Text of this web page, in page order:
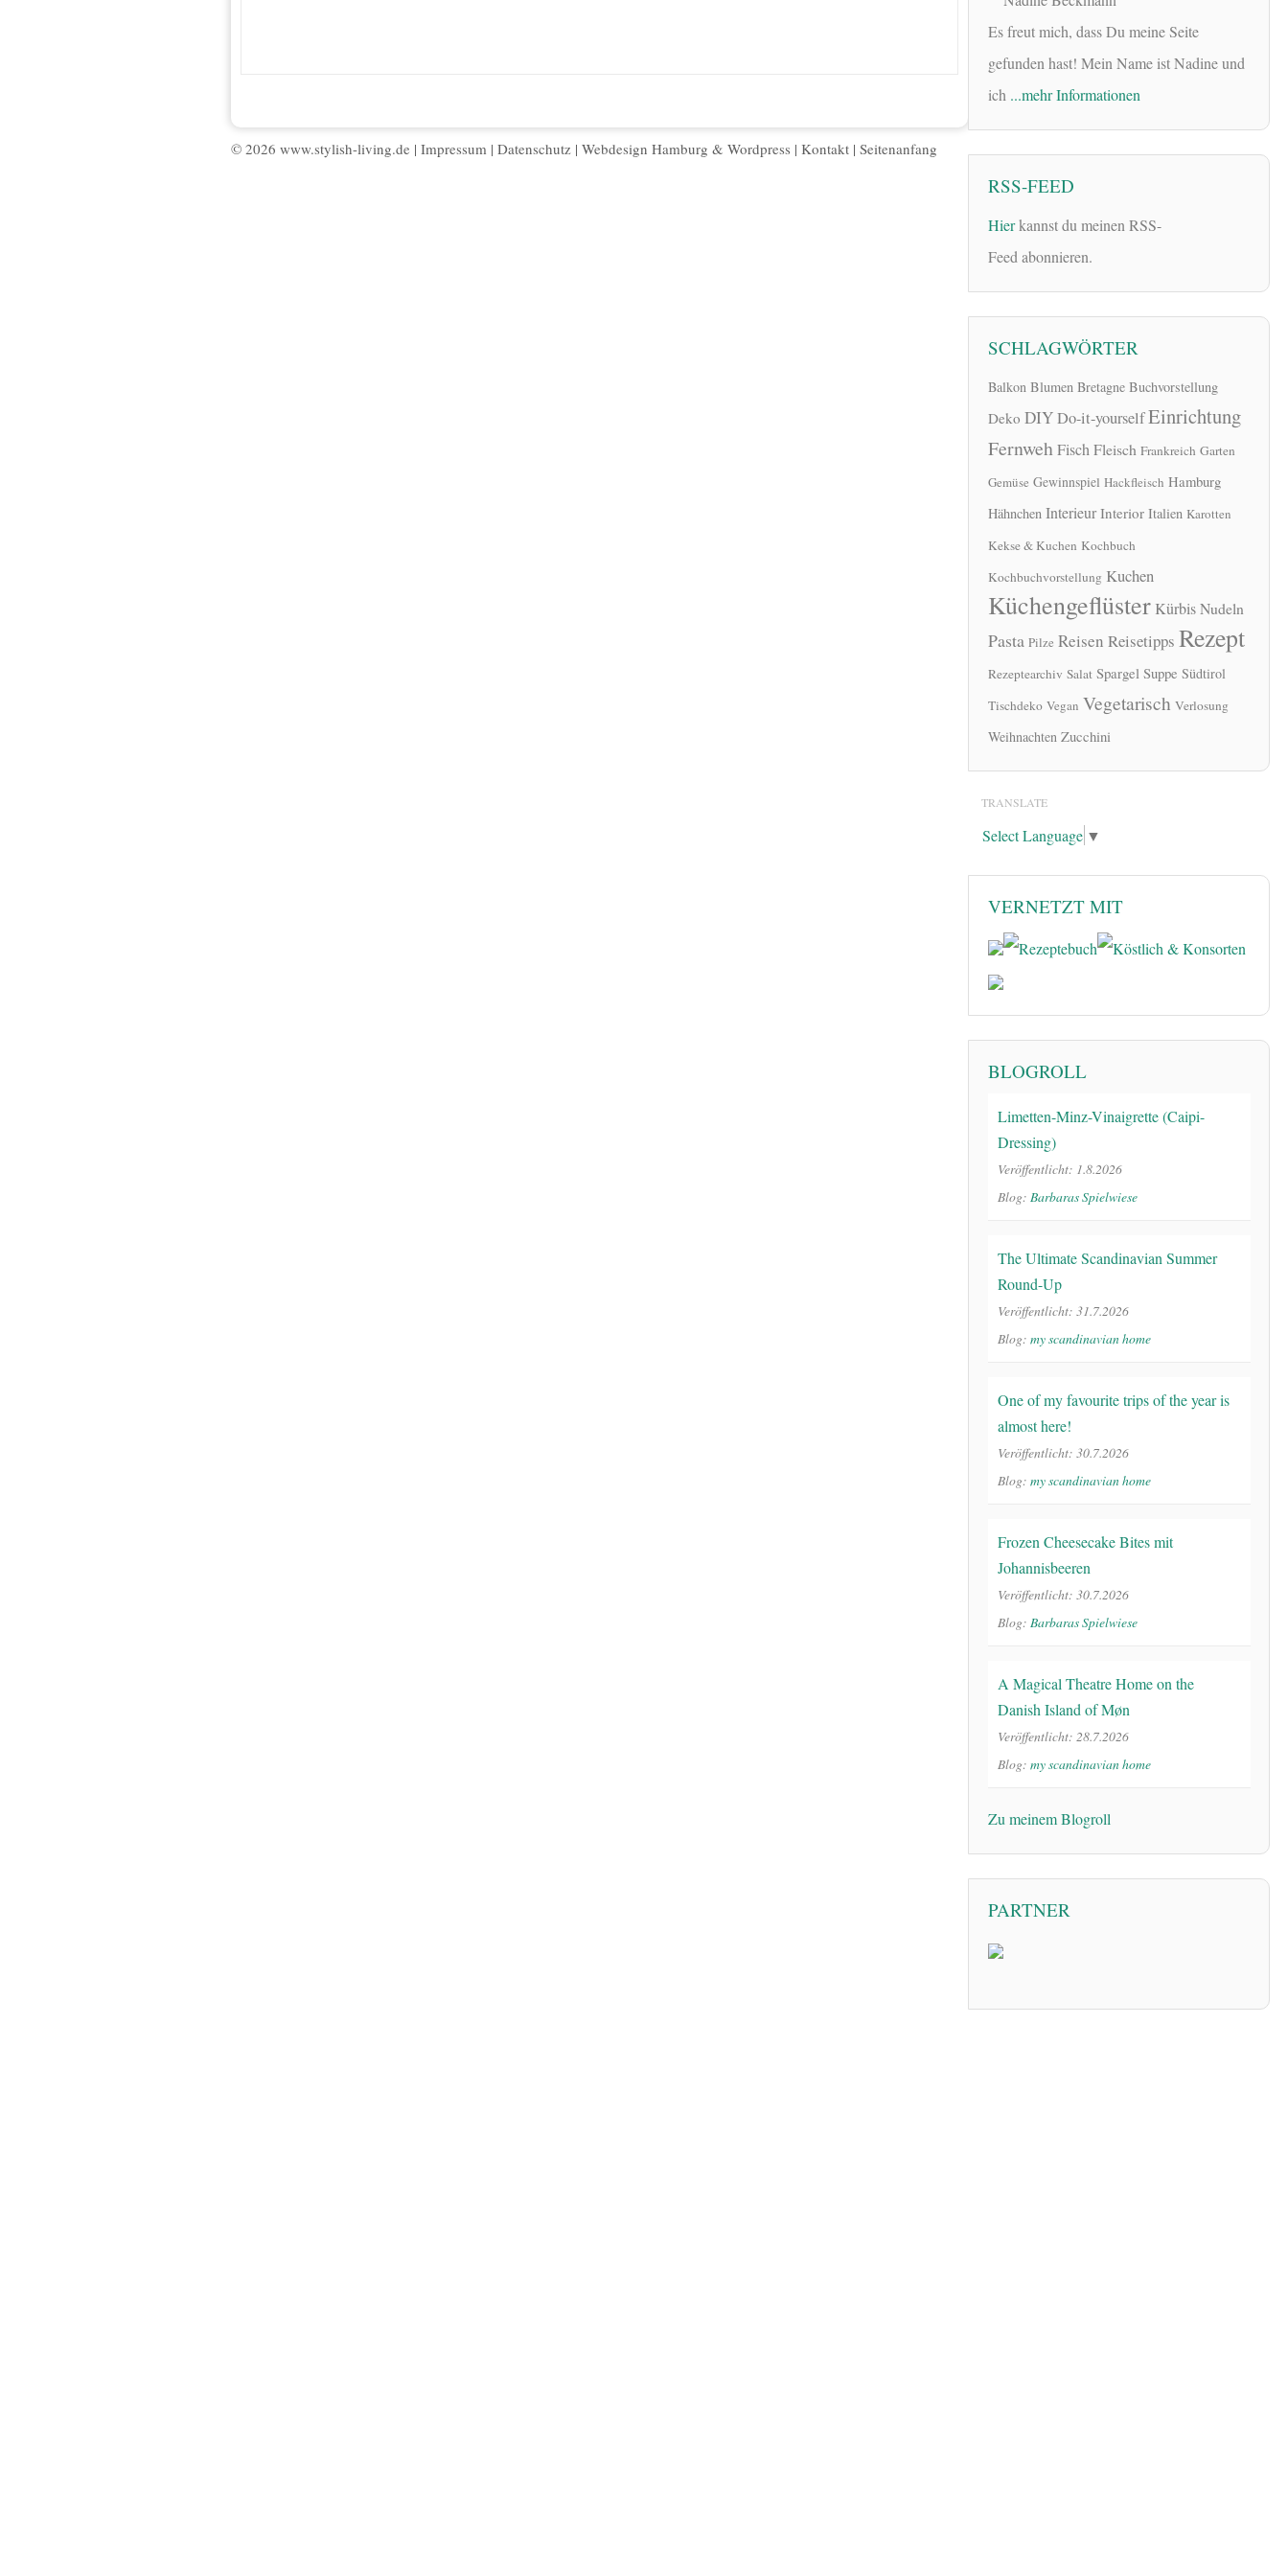
© 2026 www.stylish-living.de | Impressum | Datenschutz | Webdesign Hamburg & Wordpress | Kontakt | Seitenanfang
Es freut mich, dass Du meine Seite
gefunden hast! Mein Name ist Nadine und
ich ...mehr Informationen
RSS-FEED
Hierkannst du meinen RSS-
Feed abonnieren.
SCHLAGWÖRTER
Balkon Blumen Bretagne Buchvorstellung
Deko DIYDo-it-yourselfEinrichtung
FernwehFischFleisch Frankreich Garten
Gemüse Gewinnspiel Hackfleisch Hamburg
Hähnchen Interieur Interior Italien Karotten
Kekse & Kuchen Kochbuch
Kochbuchvorstellung Kuchen
Küchengeflüster KürbisNudeln
Pasta Pilze Reisen Reisetipps Rezept
Rezeptearchiv Salat Spargel Suppe Südtirol
Tischdeko Vegan Vegetarisch Verlosung
Weihnachten Zucchini
TRANSLATE
Select Language ▼
VERNETZT MIT
BLOGROLL
Limetten-Minz-Vinaigrette (Caipi-
Dressing)
Veröffentlicht: 1.8.2026
Blog: Barbaras Spielwiese
The Ultimate Scandinavian Summer
Round-Up
Veröffentlicht: 31.7.2026
Blog: my scandinavian home
One of my favourite trips of the year is
almost here!
Veröffentlicht: 30.7.2026
Blog: my scandinavian home
Frozen Cheesecake Bites mit
Johannisbeeren
Veröffentlicht: 30.7.2026
Blog: Barbaras Spielwiese
A Magical Theatre Home on the
Danish Island of Møn
Veröffentlicht: 28.7.2026
Blog: my scandinavian home
Zu meinem Blogroll
PARTNER